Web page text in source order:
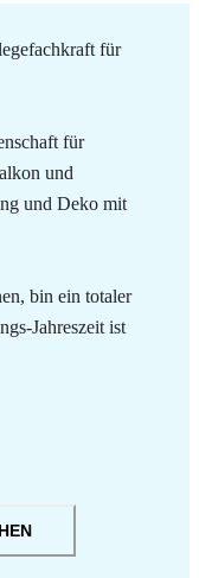
für
für
und
und Deko mit
bin ein totaler
Jahreszeit ist